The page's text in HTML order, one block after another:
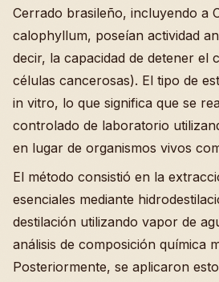
Cerrado brasileño, incluyendo a
calophyllum, poseían actividad
decir, la capacidad de detener el
células cancerosas). El tipo de
in vitro, lo que significa que se
controlado de laboratorio
en lugar de organismos vivos
El método consistió en la
esenciales mediante
destilación utilizando vapor de
análisis de composición química
Posteriormente, se aplicaron